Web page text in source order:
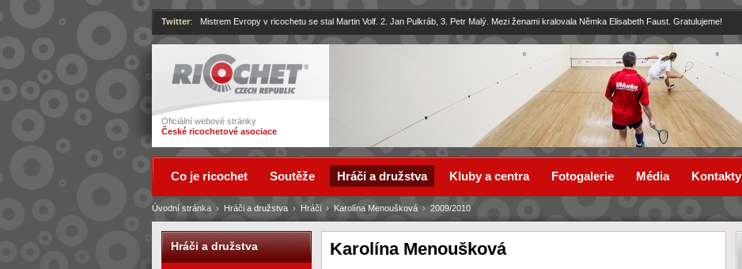
Ricochet
Oficiální webové stránky
České ricochetové asociace
Twitter: Mistrem Evropy v ricochetu se stal Martin Volf. 2. Jan Pulkráb, 3. Petr Malý. Mezi ženami kralovala Němka Elisabeth Faust. Gratulujeme!
Karolína Menoušková
Úvodní stránka › Hráči a družstva › Hráči › Karolína Menoušková › 2009/2010
Co je ricochet Soutěže Hráči a družstva Kluby a centra Fotogalerie Média Kontakty
Hráči a družstva